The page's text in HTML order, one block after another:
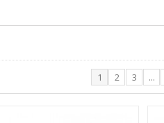
1 2 3 ...